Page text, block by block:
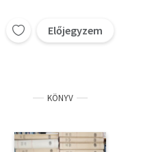
Előjegyzem
KÖNYV